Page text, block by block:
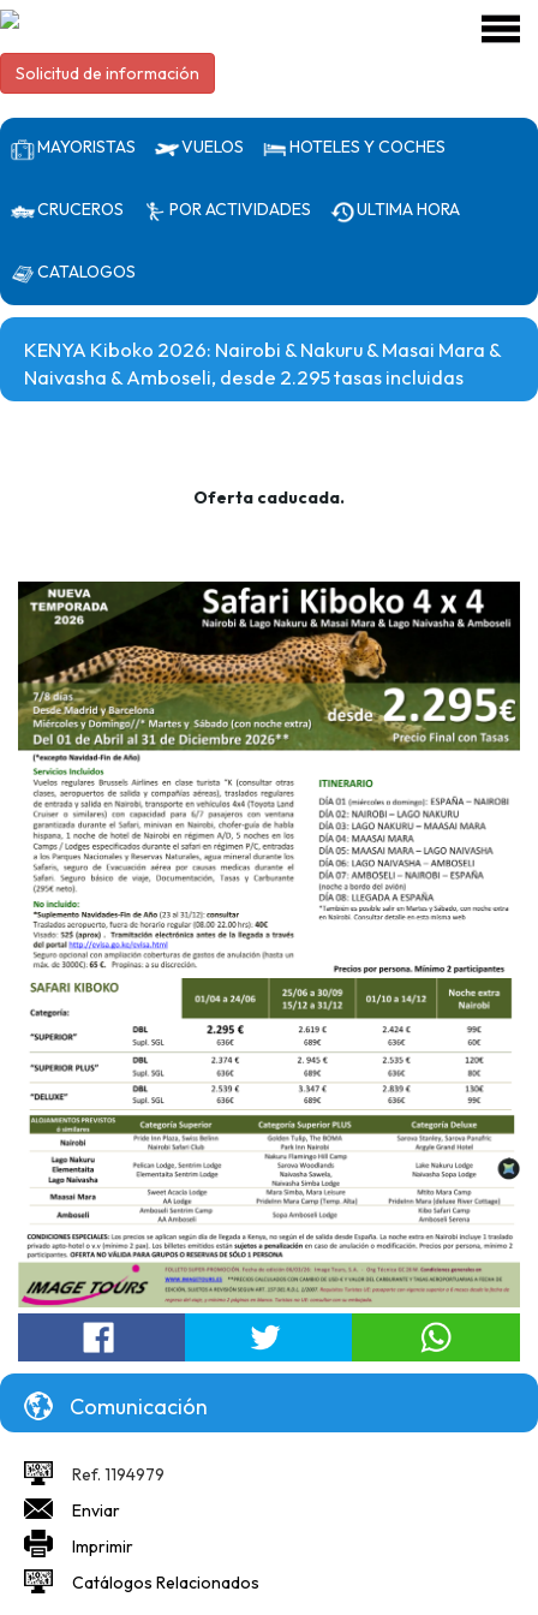
Solicitud de información
MAYORISTAS VUELOS HOTELES Y COCHES
CRUCEROS POR ACTIVIDADES ULTIMA HORA
CATALOGOS
KENYA Kiboko 2026: Nairobi & Nakuru & Masai Mara &
Naivasha & Amboseli, desde 2.295 tasas incluidas
Oferta caducada.
Comunicación
Ref. 1194979
Enviar
Imprimir
Catálogos Relacionados